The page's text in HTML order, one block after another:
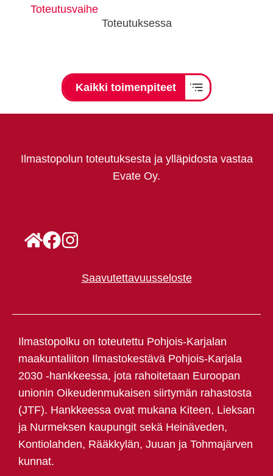
Toteutusvaihe
Toteutuksessa
Kaikki toimenpiteet
Ilmastopolun toteutuksesta ja ylläpidosta vastaa
Evate Oy.
Saavutettavuusseloste
Ilmastopolku on toteutettu Pohjois-Karjalan
maakuntaliiton Ilmastokestävä Pohjois-Karjala
2030 -hankkeessa, jota rahoitetaan Euroopan
unionin Oikeudenmukaisen siirtymän rahastosta
(JTF). Hankkeessa ovat mukana Kiteen, Lieksan
ja Nurmeksen kaupungit sekä Heinäveden,
Kontiolahden, Rääkkylän, Juuan ja Tohmajärven
kunnat.